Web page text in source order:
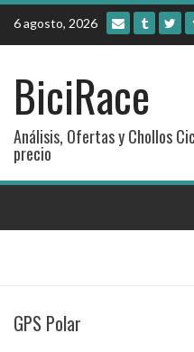
Skip
content
6 agosto, 2026
BiciRace
Análisis, Ofertas y Chollos
precio
GPS Polar